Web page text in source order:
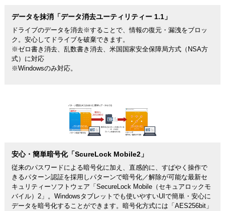
データを抹消「データ消去ユーティリティー 1.1」
ドライブのデータを消去※することで、情報の復元・漏洩をブロッ
ク。安心してドライブを破棄できます。
※ゼロ書き消去、乱数書き消去、米国国家安全保障局方式（NSA方
式）に対応
※Windowsのみ対応。
安心・簡単暗号化「ScureLock Mobile2」
従来のパスワードによる暗号化に加え、直感的に、すばやく操作で
きるパターン認証を採用しパターンで暗号化／解除が可能な最新セ
キュリティーソフトウェア「SecureLock Mobile（セキュアロックモ
バイル）2」。Windowsタブレットでも使いやすいUIで簡単・安心に
データを暗号化することができます。暗号化方式には「AES256bit」